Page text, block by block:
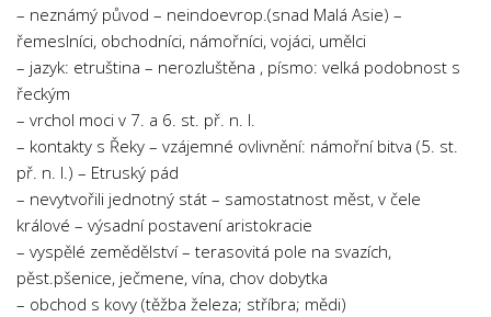
– neznámý původ – neindoevrop.(snad Malá Asie) –
řemeslníci, obchodníci, námořníci, vojáci, umělci
– jazyk: etruština – nerozluštěna , písmo: velká podobnost s
řeckým
– vrchol moci v 7. a 6. st. př. n. l.
– kontakty s Řeky – vzájemné ovlivnění: námořní bitva (5. st.
př. n. l.) – Etruský pád
– nevytvořili jednotný stát – samostatnost měst, v čele
králové – výsadní postavení aristokracie
– vyspělé zemědělství – terasovitá pole na svazích,
pěst.pšenice, ječmene, vína, chov dobytka
– obchod s kovy (těžba železa; stříbra; mědi)